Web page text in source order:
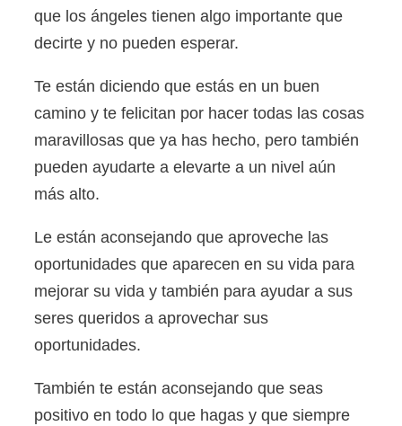
que los ángeles tienen algo importante que
decirte y no pueden esperar.
Te están diciendo que estás en un buen
camino y te felicitan por hacer todas las cosas
maravillosas que ya has hecho, pero también
pueden ayudarte a elevarte a un nivel aún
más alto.
Le están aconsejando que aproveche las
oportunidades que aparecen en su vida para
mejorar su vida y también para ayudar a sus
seres queridos a aprovechar sus
oportunidades.
También te están aconsejando que seas
positivo en todo lo que hagas y que siempre